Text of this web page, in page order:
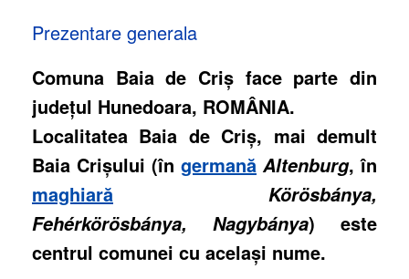
Prezentare generala
Comuna Baia de Criş face parte din
judeţul Hunedoara, ROMÂNIA.
Localitatea Baia de Criș, mai demult
Baia Crișului (în germană Altenburg, în
maghiară
Körösbánya,
Fehérkörösbánya, Nagybánya) este
centrul comunei cu acelaşi nume.